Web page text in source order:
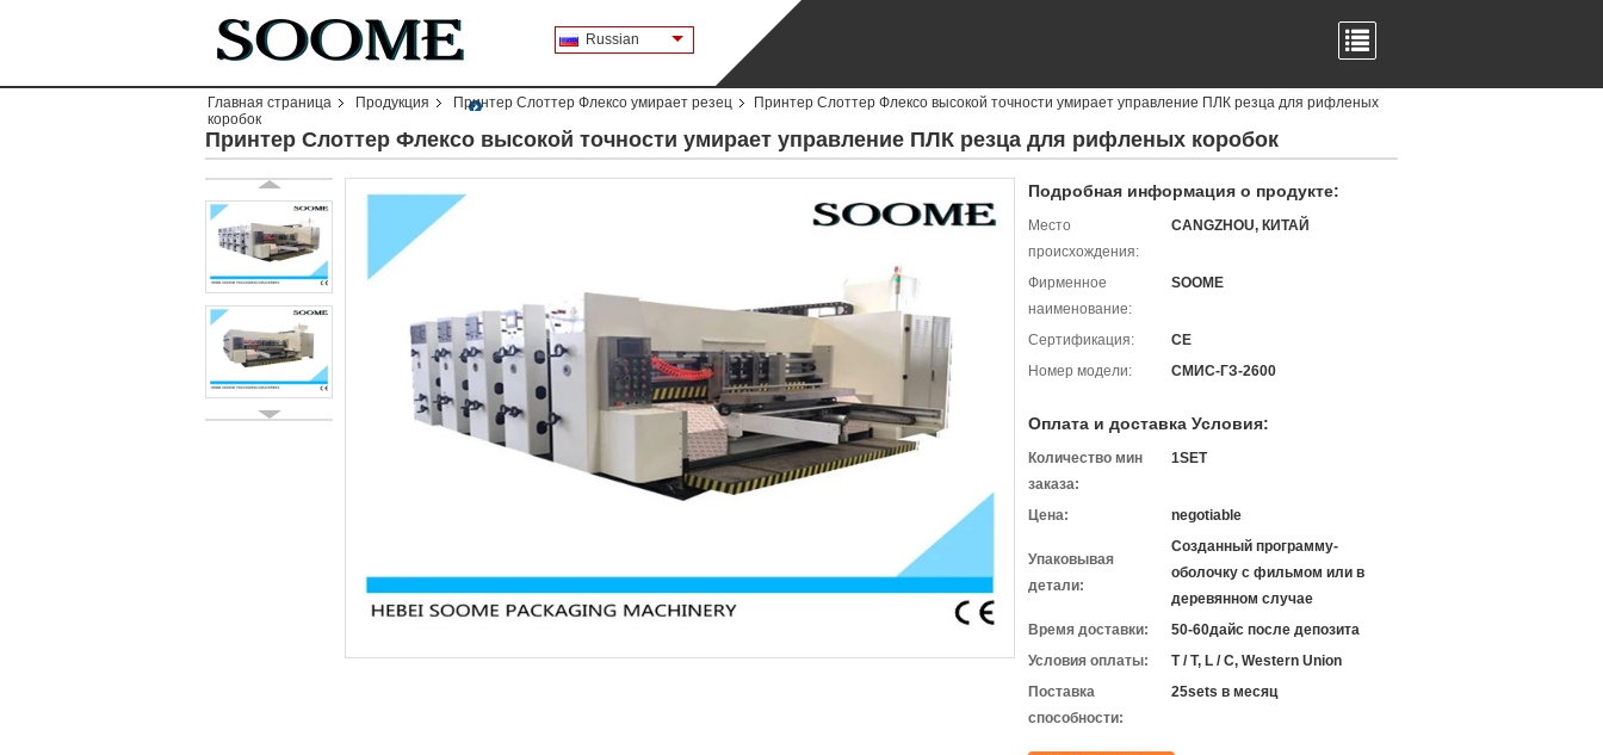
Russian
Главная страница Продукция Принтер Слоттер Флексо умирает резец
Принтер Слоттер Флексо высокой точности умирает управление ПЛК резца для рифленых
коробок
Принтер Слоттер Флексо высокой точности умирает управление ПЛК резца для рифленых коробок
Подробная информация о продукте:
Место
происхождения:
CANGZHOU, КИТАЙ
Фирменное
наименование:
SOOME
Сертификация:
CE
Номер модели:
СМИС-ГЗ-2600
Оплата и доставка Условия:
Количество мин
заказа:
1SET
Цена: negotiable
Упаковывая
детали:
Созданный программу-
оболочку с фильмом или в
деревянном случае
Время доставки:
50-60дайс после депозита
Условия оплаты:
T / T, L / C, Western Union
Поставка
способности:
25sets в месяц